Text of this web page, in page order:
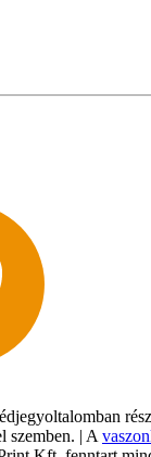
szemben. | A